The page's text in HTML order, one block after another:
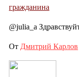
гражданина
@julia_a
От Дмитрий Карлов